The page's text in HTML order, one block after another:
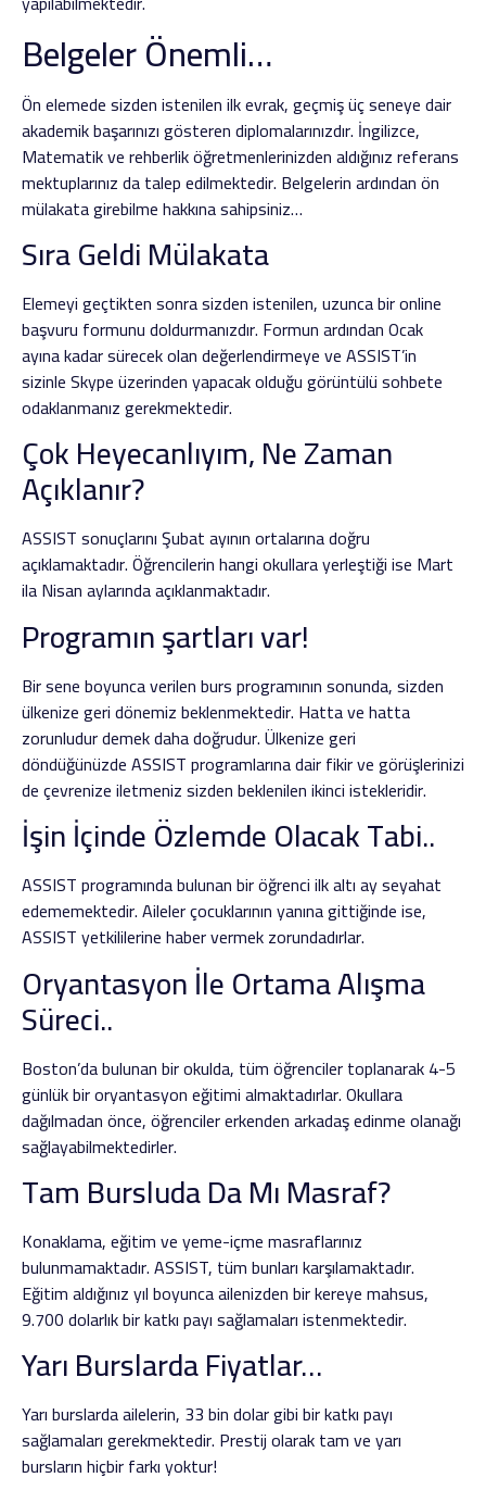
Belgeler Önemli…
Ön elemede sizden istenilen ilk evrak, geçmiş üç seneye dair
akademik başarınızı gösteren diplomalarınızdır. İngilizce,
Matematik ve rehberlik öğretmenlerinizden aldığınız referans
mektuplarınız da talep edilmektedir. Belgelerin ardından ön
mülakata girebilme hakkına sahipsiniz…
Sıra Geldi Mülakata
Elemeyi geçtikten sonra sizden istenilen, uzunca bir online
başvuru formunu doldurmanızdır. Formun ardından Ocak
ayına kadar sürecek olan değerlendirmeye ve ASSIST’in
sizinle Skype üzerinden yapacak olduğu görüntülü sohbete
odaklanmanız gerekmektedir.
Çok Heyecanlıyım, Ne Zaman
Açıklanır?
ASSIST sonuçlarını Şubat ayının ortalarına doğru
açıklamaktadır. Öğrencilerin hangi okullara yerleştiği ise Mart
ila Nisan aylarında açıklanmaktadır.
Programın şartları var!
Bir sene boyunca verilen burs programının sonunda, sizden
ülkenize geri dönemiz beklenmektedir. Hatta ve hatta
zorunludur demek daha doğrudur. Ülkenize geri
döndüğünüzde ASSIST programlarına dair fikir ve görüşlerinizi
de çevrenize iletmeniz sizden beklenilen ikinci istekleridir.
İşin İçinde Özlemde Olacak Tabi..
ASSIST programında bulunan bir öğrenci ilk altı ay seyahat
edememektedir. Aileler çocuklarının yanına gittiğinde ise,
ASSIST yetkililerine haber vermek zorundadırlar.
Oryantasyon İle Ortama Alışma
Süreci..
Boston’da bulunan bir okulda, tüm öğrenciler toplanarak 4-5
günlük bir oryantasyon eğitimi almaktadırlar. Okullara
dağılmadan önce, öğrenciler erkenden arkadaş edinme olanağı
sağlayabilmektedirler.
Tam Bursluda Da Mı Masraf?
Konaklama, eğitim ve yeme-içme masraflarınız
bulunmamaktadır. ASSIST, tüm bunları karşılamaktadır.
Eğitim aldığınız yıl boyunca ailenizden bir kereye mahsus,
9.700 dolarlık bir katkı payı sağlamaları istenmektedir.
Yarı Burslarda Fiyatlar…
Yarı burslarda ailelerin, 33 bin dolar gibi bir katkı payı
sağlamaları gerekmektedir. Prestij olarak tam ve yarı
bursların hiçbir farkı yoktur!